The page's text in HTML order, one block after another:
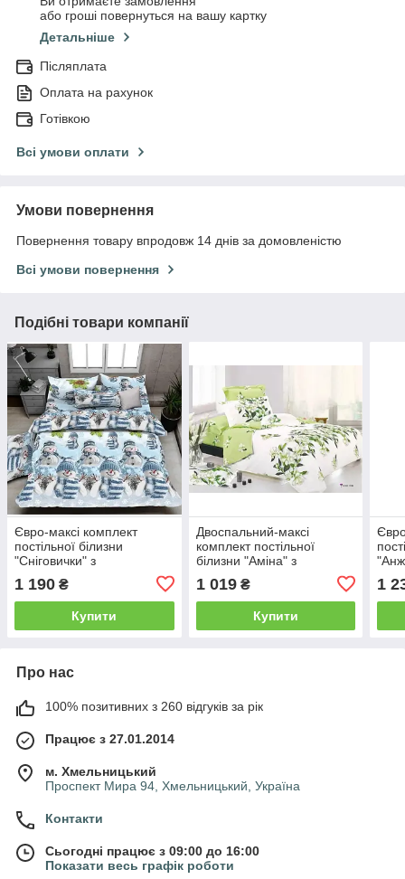
або гроші повернуться на вашу картку
Детальніше
Післяплата
Оплата на рахунок
Готівкою
Всі умови оплати
Умови повернення
Повернення товару впродовж 14 днів за домовленістю
Всі умови повернення
Подібні товари компанії
Євро-максі комплект
постільної білизни
"Сніговички" з
1 190 ₴
Купити
Двоспальний-максі
комплект постільної
білизни "Аміна" з
1 019₴
Купити
1
Про нас
100% позитивних з 260 відгуків за рік
Працює з 27.01.2014
м. Хмельницький
Проспект Мира 94, Хмельницький, Україна
Контакти
Сьогодні працює з 09:00 до 16:00
Показати весь графік роботи